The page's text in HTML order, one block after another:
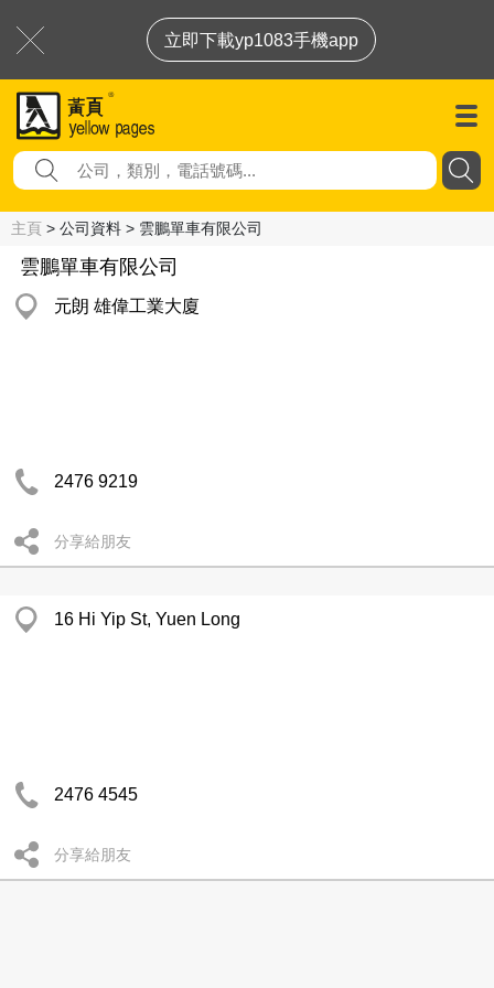
立即下載yp1083手機app
主頁 > 公司資料 > 雲鵬單車有限公司
雲鵬單車有限公司
元朗 雄偉工業大廈
2476 9219
分享給朋友
16 Hi Yip St, Yuen Long
2476 4545
分享給朋友